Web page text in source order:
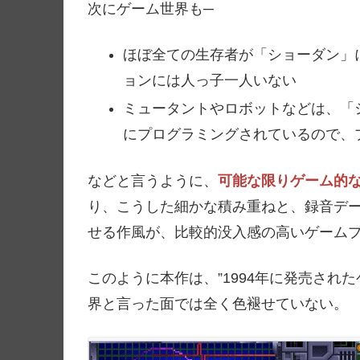
次にゲーム世界も─
ほぼ全ての生存者が「ショーダン
ョンには人っ子一人いない
ミュータントやロボットなどは、
にプログラミングされているので
などと言うように、 可能な限りゲーム的
り、こうした細かな積み重ねと、録音デ
せる作風が、比較的没入感の高いゲーム
このように本作は、”1994年に発売され
界と言った面では全く色褪せていない。